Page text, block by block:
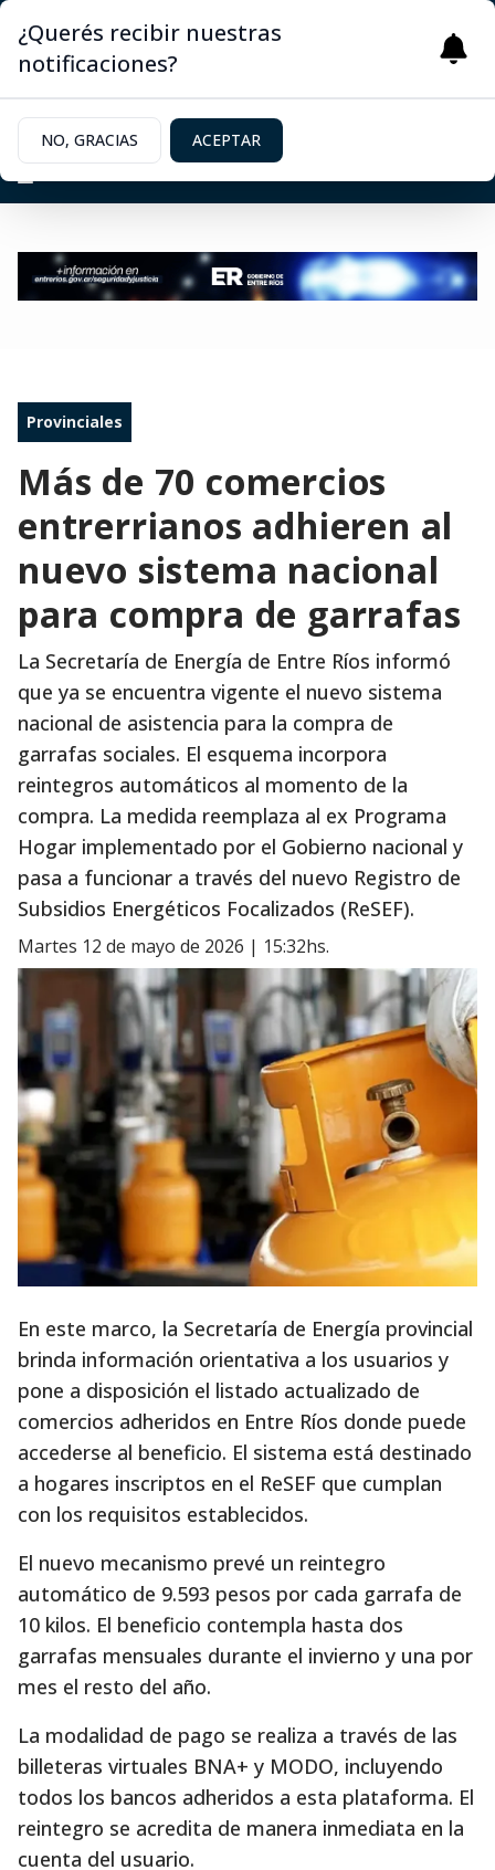
Provinciales
Más de 70 comercios
entrerrianos adhieren al
nuevo sistema nacional
para compra de garrafas
La Secretaría de Energía de Entre Ríos informó
que ya se encuentra vigente el nuevo sistema
nacional de asistencia para la compra de
garrafas sociales. El esquema incorpora
reintegros automáticos al momento de la
compra. La medida reemplaza al ex Programa
Hogar implementado por el Gobierno nacional y
pasa a funcionar a través del nuevo Registro de
Subsidios Energéticos Focalizados (ReSEF).
martes 12 de mayo de 2026 | 15:32hs.
En este marco, la Secretaría de Energía provincial
brinda información orientativa a los usuarios y
pone a disposición el listado actualizado de
comercios adheridos en Entre Ríos donde puede
accederse al beneficio. El sistema está destinado
a hogares inscriptos en el ReSEF que cumplan
con los requisitos establecidos.
El nuevo mecanismo prevé un reintegro
automático de 9.593 pesos por cada garrafa de
10 kilos. El beneficio contempla hasta dos
garrafas mensuales durante el invierno y una por
mes el resto del año.
La modalidad de pago se realiza a través de las
billeteras virtuales BNA+ y MODO, incluyendo
todos los bancos adheridos a esta plataforma. El
reintegro se acredita de manera inmediata en la
cuenta del usuario.
¿Querés recibir nuestras
notificaciones?
NO, GRACIAS ACEPTAR